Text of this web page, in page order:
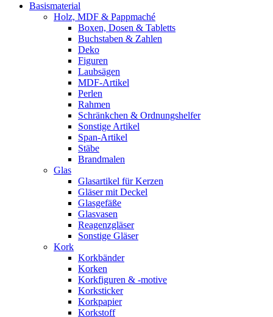
Basismaterial
Holz, MDF & Pappmaché
Boxen, Dosen & Tabletts
Buchstaben & Zahlen
Deko
Figuren
Laubsägen
MDF-Artikel
Perlen
Rahmen
Schränkchen & Ordnungshelfer
Sonstige Artikel
Span-Artikel
Stäbe
Brandmalen
Glas
Glasartikel für Kerzen
Gläser mit Deckel
Glasgefäße
Glasvasen
Reagenzgläser
Sonstige Gläser
Kork
Korkbänder
Korken
Korkfiguren & -motive
Korksticker
Korkpapier
Korkstoff